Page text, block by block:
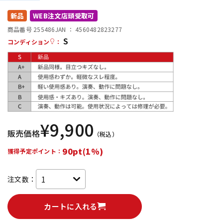
配信/ライブ機器
中古
新品 WEB注文店頭受取可
商品番号 255486JAN ： 4560482823277
コンディション
： S
販売価格¥9,900 （税込）
獲得予定ポイント： 90pt(1%)
注文数：
カートに入れる